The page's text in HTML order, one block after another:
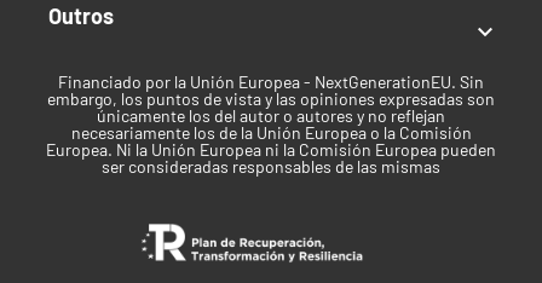
Outros

Financiado por la Unión Europea - NextGenerationEU. Sin
embargo, los puntos de vista y las opiniones expresadas son
únicamente los del autor o autores y no reflejan
necesariamente los de la Unión Europea o la Comisión
Europea. Ni la Unión Europea ni la Comisión Europea pueden
ser consideradas responsables de las mismas